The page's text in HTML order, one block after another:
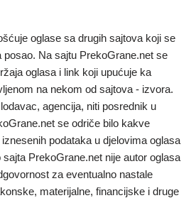
oglase sa drugih sajtova koji se
posao. Na sajtu PrekoGrane.net se
oglasa i link koji upućuje ka
na nekom od sajtova - izvora.
agencija, niti posrednik u
se odriče bilo kakve
podataka u djelovima oglasa
PrekoGrane.net nije autor oglasa
za eventualno nastale
materijalne, financijske i druge